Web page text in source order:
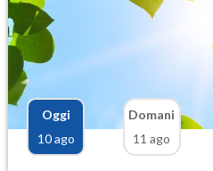
Oggi
10 ago
Domani
11 ago